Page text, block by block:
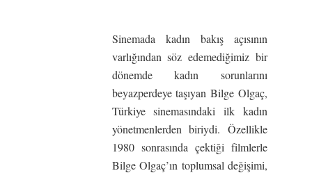
Sinemada kadın bakış açısının
varlığından söz edemediğimiz bir
dönemde kadın sorunlarını
beyazperdeye taşıyan Bilge Olgaç,
Türkiye sinemasındaki ilk kadın
yönetmenlerden biriydi. Özellikle
1980 sonrasında çektiği filmlerle
Bilge Olgaç’ın toplumsal değişimi,